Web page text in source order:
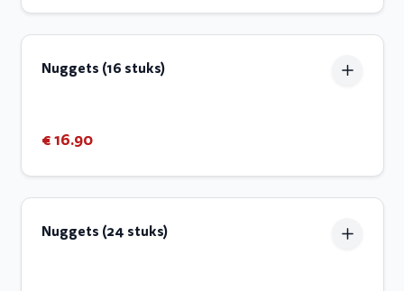
Nuggets (16 stuks)
€ 16.90
Nuggets (24 stuks)